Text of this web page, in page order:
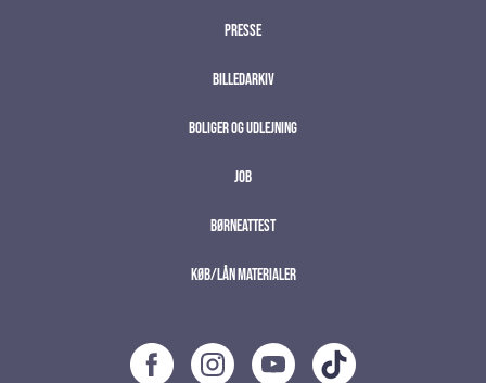
Presse
Billedarkiv
Boliger og udlejning
Job
Børneattest
Køb/lån materialer